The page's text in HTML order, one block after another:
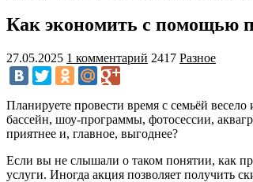
Как экономить с помощью
27.05.2025 1 комментарий 2417 Разное
Планируете провести время с семьёй
бассейн, шоу-программы, фотосессии,
приятнее и, главное, выгоднее?
Если вы не слышали о таком понятии, как
услуги. Иногда акция позволяет получить